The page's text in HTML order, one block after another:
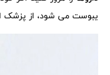
یبوست می شود، از پزشک